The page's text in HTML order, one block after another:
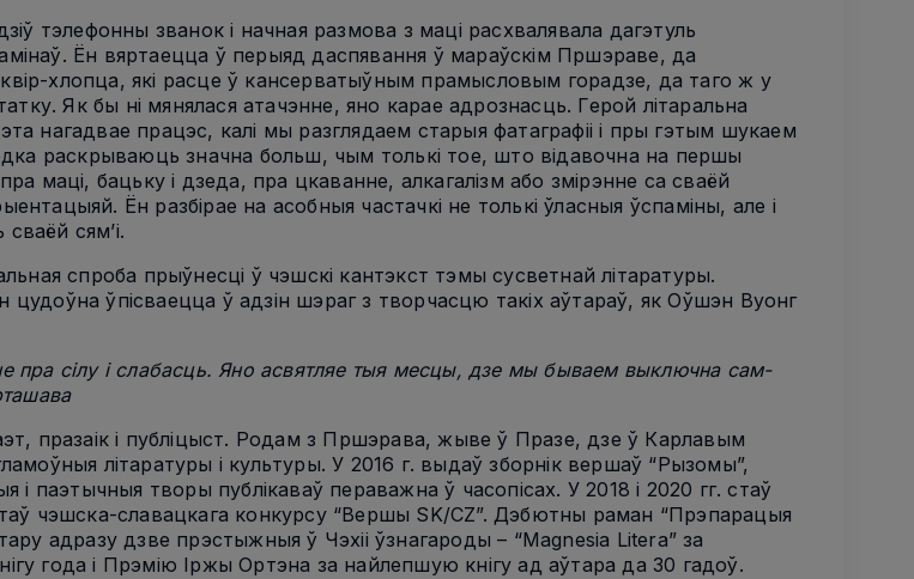
тэлефонны званок і начная размова з маці расхвалявала дагэтуль
Ён вяртаецца ў перыяд даспявання ў мараўскім Пршэраве, да
хлопца, які расце ў кансерватыўным прамысловым горадзе, да таго ж у
Як бы ні мянялася атачэнне, яно карае адрознасць. Герой літаральна
нагадвае працэс, калі мы разглядаем старыя фатаграфіі і пры гэтым шукаем
раскрываюць значна больш, чым толькі тое, што відавочна на першы
маці, бацьку і дзеда, пра цкаванне, алкагалізм або змірэнне са сваёй
Ён разбірае на асобныя частачкі не толькі ўласныя ўспаміны, але і
сям’і.
спроба прыўнесці ў чэшскі кантэкст тэмы сусветнай літаратуры.
ўпісваецца ў адзін шэраг з творчасцю такіх аўтараў, як Оўшэн Вуонг
пра сілу і слабасць. Яно асвятляе тыя месцы, дзе мы бываем выключна сам-
празаік і публіцыст. Родам з Пршэрава, жыве ў Празе, дзе ў Карлавым
літаратуры і культуры. У 2016 г. выдаў зборнік вершаў “Рызомы”,
і паэтычныя творы публікаваў пераважна ў часопісах. У 2018 і 2020 гг. стаў
чэшска-славацкага конкурсу “Вершы SK/CZ”. Дэбютны раман “Прэпарацыя
адразу дзве прэстыжныя ў Чэхіі ўзнагароды – “Magnesia Litera” за
года і Прэмію Іржы Ортэна за найлепшую кнігу ад аўтара да 30 гадоў.